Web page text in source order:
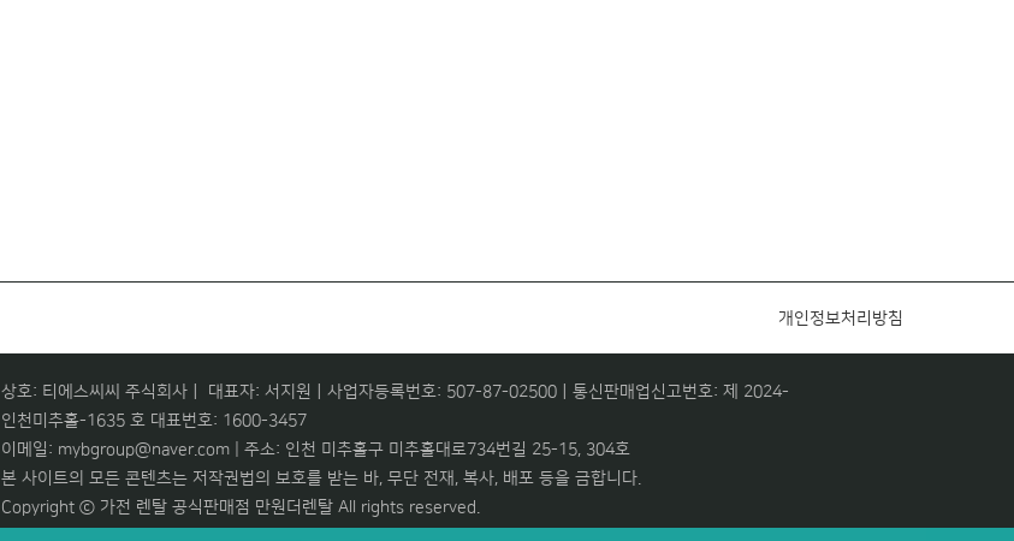
개인정보처리방침
상호: 티에스씨씨 주식회사ㅣ 대표자: 서지원ㅣ사업자등록번호: 507-87-02500ㅣ통신판매업신고번호: 제 2024-
인천미추홀-1635 호 대표번호: 1600-3457
이메일: mybgroup@naver.com | 주소: 인천 미추홀구 미추홀대로734번길 25-15, 304호
본 사이트의 모든 콘텐츠는 저작권법의 보호를 받는 바, 무단 전재, 복사, 배포 등을 금합니다.
Copyright ⓒ 가전 렌탈 공식판매점 만원더렌탈 All rights reserved.